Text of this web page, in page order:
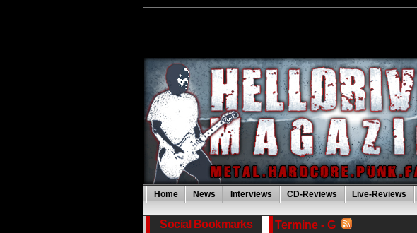
Home News Interviews CD-Reviews Live-Reviews
Social Bookmarks Termine - G